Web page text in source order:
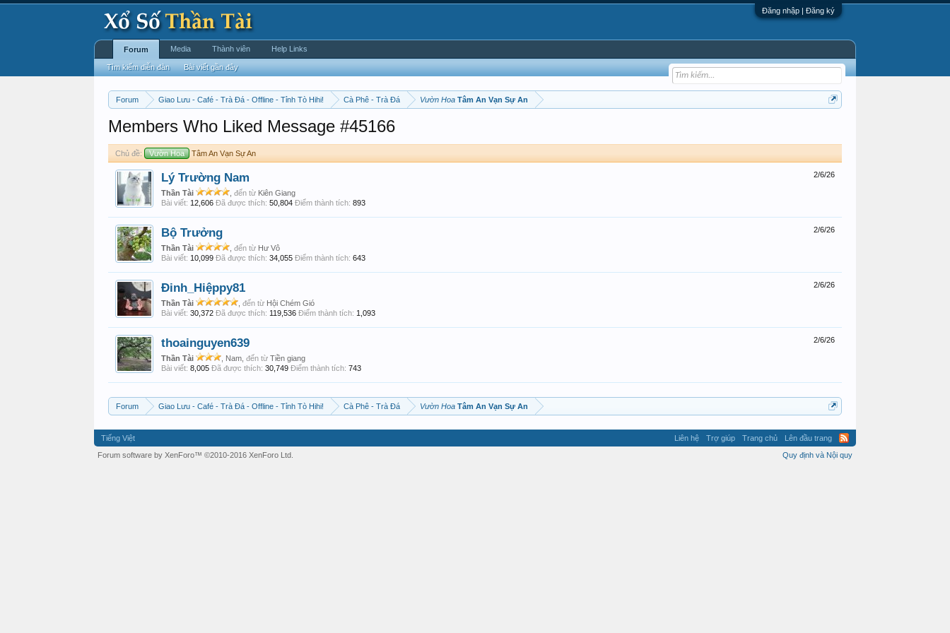
Đăng nhập | Đăng ký
Forum Giao Lưu - Café - Trà Đá - Offline - Tỉnh Tò Hihi! Cà Phê - Trà Đá Vườn Hoa Tâm An Vạn Sự An
Members Who Liked Message #45166
Chủ đề: Vườn Hoa Tâm An Vạn Sự An
2/6/26
Lý Trường Nam
Thần Tài đến từ Kiên Giang
Bài viết: 12,606 Đã được thích: 50,804 Điểm thành tích: 893
2/6/26
Bộ Trưởng
Thần Tài đến từ Hư Vô
Bài viết: 10,099 Đã được thích: 34,055 Điểm thành tích: 643
2/6/26
Đinh_Hiệppy81
Thần Tài đến từ Hội Chém Gió
Bài viết: 30,372 Đã được thích: 119,536 Điểm thành tích: 1,093
2/6/26
thoainguyen639
Thần Tài , Nam, đến từ Tiền giang
Bài viết: 8,005 Đã được thích: 30,749 Điểm thành tích: 743
Forum Giao Lưu - Café - Trà Đá - Offline - Tỉnh Tò Hihi! Cà Phê - Trà Đá Vườn Hoa Tâm An Vạn Sự An
Forum
Tìm kiếm diễn đàn Bài viết gần đây
Media Thành viên Help Links
Tiếng Việt Liên hệ Trợ giúp Trang chủ
Lên đầu trang
Quy định và Nội quy
Forum software by XenForo™ ©2010-2016 XenForo Ltd.